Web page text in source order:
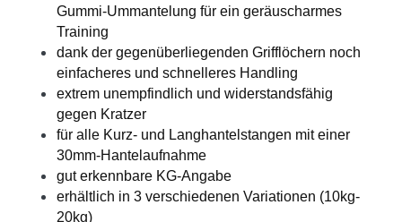
Gummi-Ummantelung für ein geräuscharmes
Training
dank der gegenüberliegenden Grifflöchern noch
einfacheres und schnelleres Handling
extrem unempfindlich und widerstandsfähig
gegen Kratzer
für alle Kurz- und Langhantelstangen mit einer
30mm-Hantelaufnahme
gut erkennbare KG-Angabe
erhältlich in 3 verschiedenen Variationen (10kg-
20kg)